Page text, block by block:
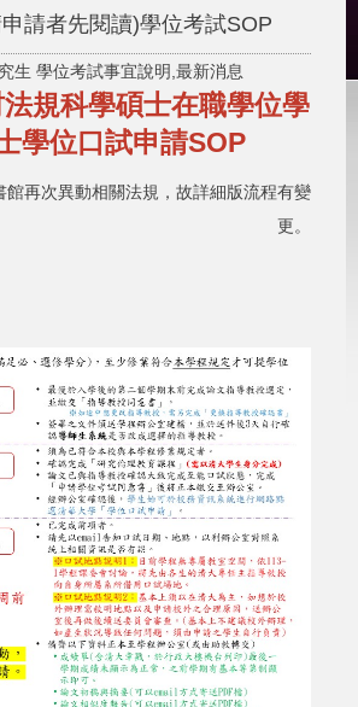
請者先閱讀)學位考試SOP
生 學位考試事宜說明,最新消息
規科學碩士在職學位學
學位口試申請SOP
館再次異動相關法規，故詳細版流程有變
更。